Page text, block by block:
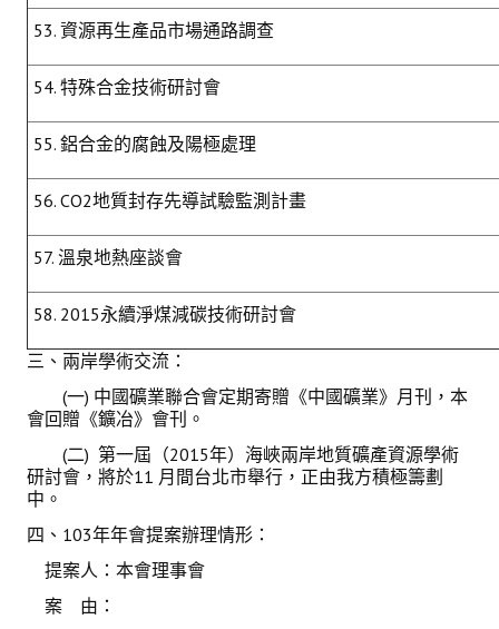
53. 資源再生產品市場通路調查
54. 特殊合金技術研討會
55. 鋁合金的腐蝕及陽極處理
56. CO2地質封存先導試驗監測計畫
57. 溫泉地熱座談會
58. 2015永續淨煤減碳技術研討會
三、兩岸學術交流：
(一) 中國礦業聯合會定期寄贈《中國礦業》月刊，本
會回贈《鑛冶》會刊。
(二) 第一屆（2015年）海峽兩岸地質礦產資源學術
研討會，將於11 月間台北市舉行，正由我方積極籌劃
中。
四、103年年會提案辦理情形：
提案人：本會理事會
案 由：